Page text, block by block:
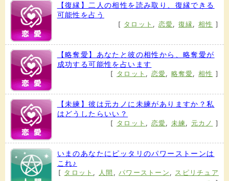
【復縁】二人の相性を読み取り、復縁できる
可能性を占う
[ タロット , 恋愛, 復縁, 相性 ]
【略奪愛】あなたと彼の相性から、略奪愛が
成功する可能性を占います
[ タロット , 恋愛, 略奪愛, 相性 ]
【未練】彼は元カノに未練がありますか？私
はどうしたらいい？
[ タロット , 恋愛, 未練 , 元カノ ]
いまのあなたにピッタリのパワーストーンは
これ♪
[ タロット , 人間 ,パワーストーン , スピリチュア